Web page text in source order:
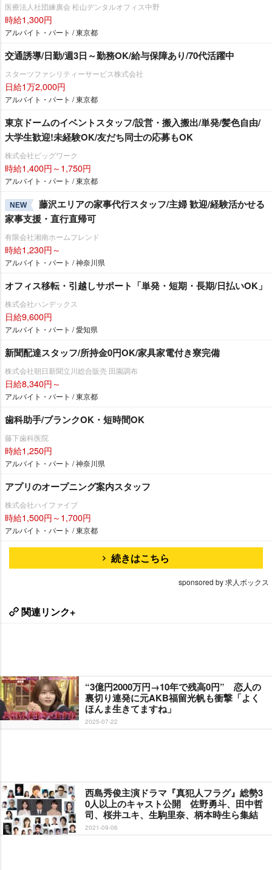
医療法人社団練廣会 松山デンタルオフィス中野
時給1,300円
アルバイト・パート / 東京都
交通誘導/日勤/週3日～勤務OK/給与保障あり/70代活躍中
スターツファシリティーサービス株式会社
日給1万2,000円
アルバイト・パート / 東京都
東京ドームのイベントスタッフ/設営・搬入搬出/単発/髪色自由/
大学生歓迎!未経験OK/友だち同士の応募もOK
株式会社ビッグワーク
時給1,400円～1,750円
アルバイト・パート / 東京都
NEW
藤沢エリアの家事代行スタッフ/主婦 歓迎/経験活かせる
家事支援・直行直帰可
有限会社湘南ホームフレンド
時給1,230円～
アルバイト・パート / 神奈川県
オフィス移転・引越しサポート「単発・短期・長期/日払いOK」
株式会社ハンデックス
日給9,600円
アルバイト・パート / 愛知県
新聞配達スタッフ/所持金0円OK/家具家電付き寮完備
株式会社朝日新聞立川総合販売 田園調布
日給8,340円～
アルバイト・パート / 東京都
歯科助手/ブランクOK・短時間OK
藤下歯科医院
時給1,250円
アルバイト・パート / 神奈川県
アプリのオープニング案内スタッフ
株式会社ハイファイブ
時給1,500円～1,700円
アルバイト・パート / 東京都
続きはこちら
sponsored by 求人ボックス
関連リンク+
“3億円2000万円→10年で残高0円” 恋人の
裏切り連発に元AKB福留光帆も衝撃「よく
ほんま生きてますね」
2025-07-22
西島秀俊主演ドラマ『真犯人フラグ』総勢3
0人以上のキャスト公開 佐野勇斗、田中哲
司、桜井ユキ、生駒里奈、柄本時生ら集結
2021-09-06